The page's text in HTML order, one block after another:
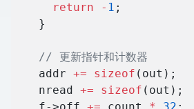
      return
- 1 ;
    }
    // 更新指针和计数器
    addr
+= sizeof (out);
    nread
+= sizeof (out);